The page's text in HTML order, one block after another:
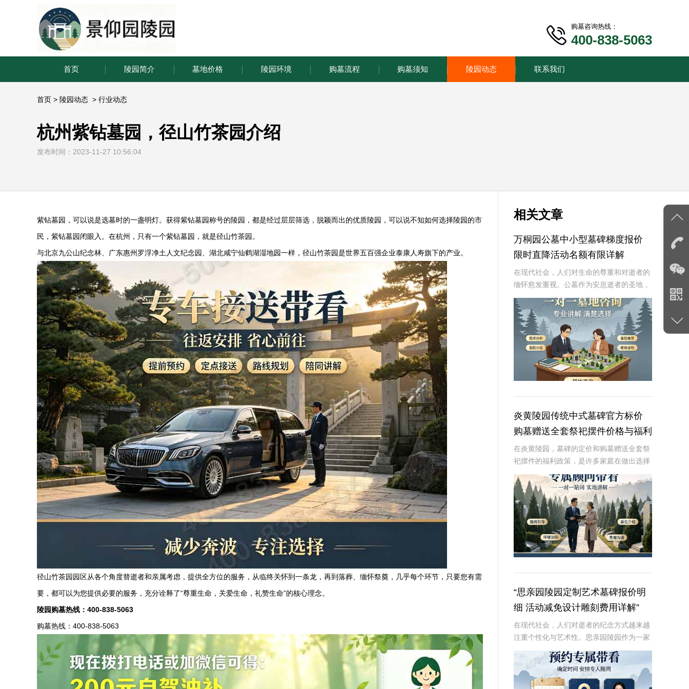
购墓咨询热线：
400-838-5063
首页 陵园简介 墓地价格 陵园环境 购墓流程 购墓须知 陵园动态 联系我们
首页 > 陵园动态 > 行业动态
杭州紫钻墓园，径山竹茶园介绍
发布时间：2023-11-27 10:56:04
紫钻墓园，可以说是选墓时的一盏明灯。获得紫钻墓园称号的陵园，都是经过层层筛选，脱颖而出的优质陵园，可以说不知如何选择陵园的市
民，紫钻墓园闭眼入。在杭州，只有一个紫钻墓园，就是径山竹茶园 。
与北京九公山纪念林、广东惠州罗浮净土人文纪念园、湖北咸宁仙鹤湖湿地园一样，径山竹茶园是世界五百强企业泰康人寿旗下的产业。
径山竹茶园园区从各个角度替逝者和亲属考虑，提供全方位的服务，从临终关怀到一条龙，再到落葬、缅怀祭奠，几乎每个环节，只要您有需
要，都可以为您提供必要的服务，充分诠释了“尊重生命，关爱生命，礼赞生命”的核心理念。
陵园购墓热线： 400-838-5063
购墓热线：400-838-5063
相关文章
万桐园公墓中小型墓碑梯度报价
限时直降活动名额有限详解
在现代社会，人们对生命的尊重和对逝者的
缅怀愈发重视。公墓作为安息逝者的圣地，
其墓碑的选择不仅是对逝者的纪念，也是生
者情感的寄托。万桐园公墓作为一家知名的
大型公墓，一直致力于提供高品质、个性化
的墓碑服务
炎黄陵园传统中式墓碑官方标价
购墓赠送全套祭祀摆件价格与福利
深度解析
在炎黄陵园，墓碑的定价和购墓赠送全套祭
祀摆件的福利政策，是许多家庭在做出选择
时的重要考虑因素。本文将从专业角度深入
解析这些内容，为读者提供有价值、信息丰
富的信息。☎ 炎黄陵园电话:400-838-50
“思亲园陵园定制艺术墓碑报价明
细 活动减免设计雕刻费用详解”
在现代社会，人们对逝者的纪念方式越来越
注重个性化与艺术性。思亲园陵园作为一家
专业的陵园服务提供商，推出了定制艺术墓
碑服务，以满足客户对逝者的特殊纪念需
求。本文将详细介绍思亲园陵园定制艺术墓
碑的报价明细